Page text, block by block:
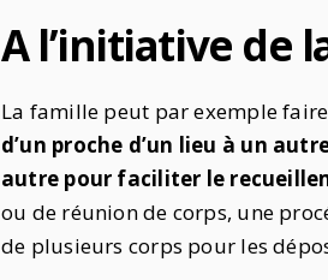
A l’initiative de
La famille peut par exemple
d’un proche d’un lieu à un
autre pour faciliter le
ou de réunion de corps, une
de plusieurs corps pour les